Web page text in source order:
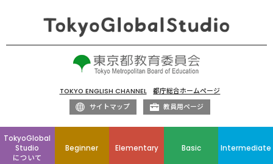
TOKYO ENGLISH CHANNEL
都庁総合ホームページ
サイトマップ
教員用ページ
TokyoGlobal
Studio
について
Beginner Elementary Basic Intermediate